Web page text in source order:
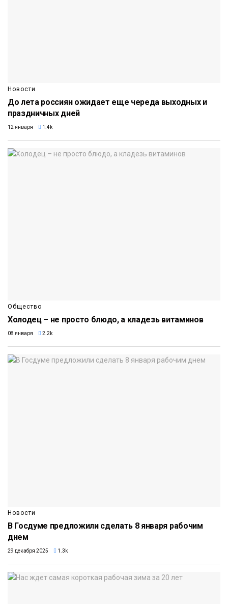
Новости
До лета россиян ожидает еще череда выходных и
праздничных дней
12 января 1.4k
Общество
Холодец – не просто блюдо, а кладезь витаминов
08 января 2.2k
Новости
В Госдуме предложили сделать 8 января рабочим
днем
29 декабря 2025 1.3k